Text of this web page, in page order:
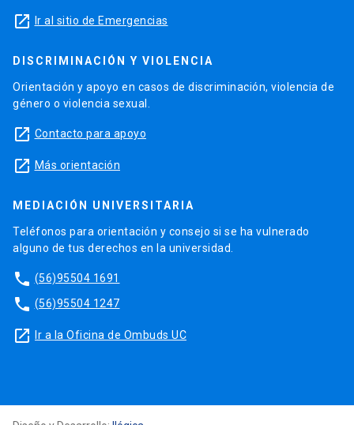
launch Ir al sitio de Emergencias
DISCRIMINACIÓN Y VIOLENCIA
Orientación y apoyo en casos de discriminación, violencia de
género o violencia sexual.
launch Contacto para apoyo
launch Más orientación
MEDIACIÓN UNIVERSITARIA
Teléfonos para orientación y consejo si se ha vulnerado
alguno de tus derechos en la universidad.
phone (56)95504 1691
phone (56)95504 1247
launch Ir a la Oficina de Ombuds UC